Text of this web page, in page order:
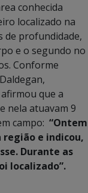
conhecida
localizado na
de profundidade,
e o segundo no
Conforme
que a
nela atuavam 9
campo: “Ontem
região e indicou,
Durante as
localizado”.